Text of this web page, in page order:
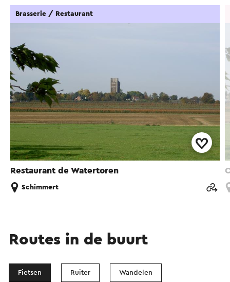
Restaurant de Watertoren
Brasserie / Restaurant
Schimmert
Routes in de buurt
Fietsen Ruiter Wandelen